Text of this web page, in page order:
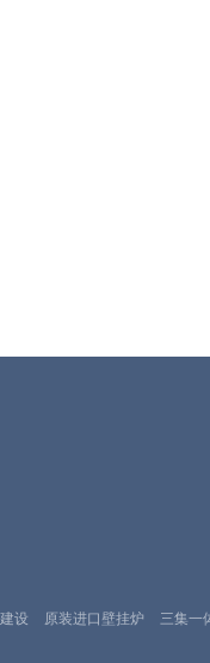
设 原装进口壁挂炉 三集一